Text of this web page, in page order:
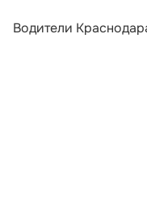
Водители